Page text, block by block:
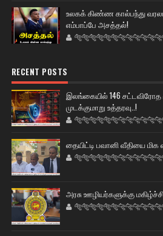
உலகக் கிண்ண கால்பந்து
எம்பாப்பே அசத்தல்!
RECENT POSTS
இலங்கையில் 146
முடக்குமாறு உத்தரவு..!
தையிட்டி பவானி வீதியை
அரசு ஊழியர்களுக்கு